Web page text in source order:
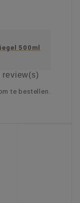
500ml
review(s)
te bestellen.